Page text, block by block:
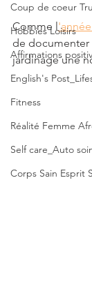
Coup de coeur
Hobbies Loisirs
Affirmations
English's
Fitness
Réalité Femme
Self care_Auto
Corps Sain Esprit
Comme l
de
jardinage une